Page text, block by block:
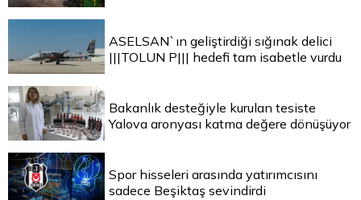
ASELSAN`ın geliştirdiği sığınak delici
|||TOLUN P||| hedefi tam isabetle vurdu
Bakanlık desteğiyle kurulan tesiste
Yalova aronyası katma değere dönüşüyor
Spor hisseleri arasında yatırımcısını
sadece Beşiktaş sevindirdi